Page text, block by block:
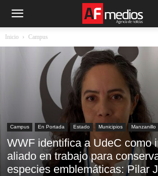
Inicio Campus
Campus En Portada Estado Municipios Manzanillo
WWF identifica a UdeC como
aliado en trabajo para
especies emblemáticas: Pilar